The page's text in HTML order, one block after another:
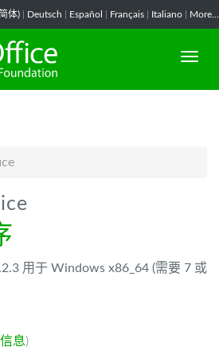
体) Deutsch Español Français Italiano More...
用于 Windows x86_64 (需要 7 或
信息)